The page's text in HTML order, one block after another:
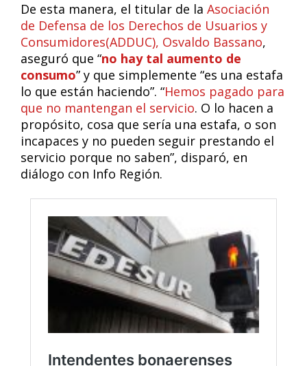
De esta manera, el titular de la Asociación
de Defensa de los Derechos de Usuarios y
Consumidores(ADDUC), Osvaldo Bassano,
aseguró que “no hay tal aumento de
consumo” y que simplemente “es una estafa
lo que están haciendo”. “Hemos pagado para
que no mantengan el servicio. O lo hacen a
propósito, cosa que sería una estafa, o son
incapaces y no pueden seguir prestando el
servicio porque no saben”, disparó, en
diálogo con Info Región.